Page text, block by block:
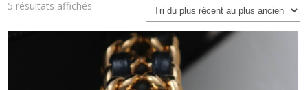
5 résultats affichés
plus
récent
plus
ancien